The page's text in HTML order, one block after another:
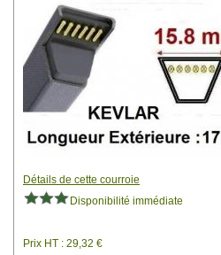
Détails de cette courroie
Disponibilité immédiate
Prix HT : 29,32 €